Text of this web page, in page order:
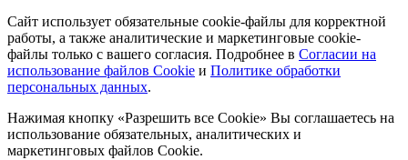
Сайт использует обязательные cookie-файлы для корректной
работы, а также аналитические и маркетинговые cookie-
файлы только с вашего согласия. Подробнее в Согласии на
использование файлов Cookie и Политике обработки
персональных данных.
Нажимая кнопку «Разрешить все Cookie» Вы соглашаетесь на
использование обязательных, аналитических и
маркетинговых файлов Cookie.